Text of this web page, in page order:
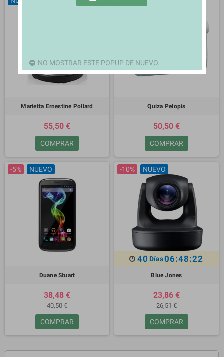
Marietta Ernestine Pollard
55,50 €
COMPRAR
Quiza Pelopis
50,50 €
COMPRAR
-5% NUEVO
Duane Stuart
38,48 €
40,50 €
COMPRAR
-10% NUEVO
40 Días06:48:21
Blue Jones
23,86 €
26,51 €
COMPRAR
NO MOSTRAR ESTE POPUP DE NUEVO.